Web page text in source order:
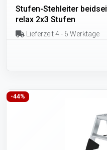
Stufen-Stehleiter
relax 2x3 Stufen
Lieferzeit 4 - 6 Werktage
-44%